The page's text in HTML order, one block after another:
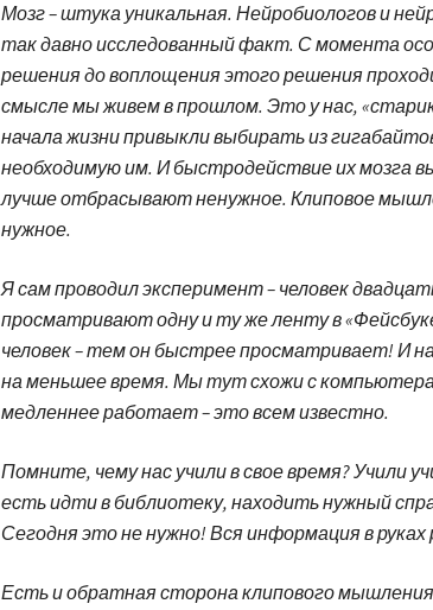
Мозг – штука уникальная. Нейробиологов и
так давно исследованный факт. С момента
решения до воплощения этого решения
смысле мы живем в прошлом. Это у нас,
начала жизни привыкли выбирать из
необходимую им. И быстродействие их мозга
лучше отбрасывают ненужное. Клиповое
нужное.
Я сам проводил эксперимент – человек
просматривают одну и ту же ленту в
человек – тем он быстрее просматривает! И
на меньшее время. Мы тут схожи с
медленнее работает – это всем известно.
Помните, чему нас учили в свое время? Учили
есть идти в библиотеку, находить нужный
Сегодня это не нужно! Вся информация в руках
Есть и обратная сторона клипового